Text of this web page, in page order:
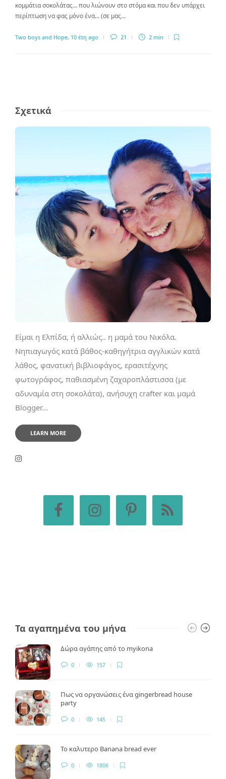
κομμάτια σοκολάτας… που λιώνουν στο στόμα και που δεν υπάρχει
περίπτωση να φας μόνο ένα… (σε μας…
Two boys and Hope, 10 έτη ago 21 2 min
Σχετικά
Είμαι η Ελπίδα, ή αλλιώς.. η μαμά του Νικόλα.
Νηπιαγωγός κατά βάθος-καθηγήτρια αγγλικών κατά
λάθος, φανατική βιβλιοφάγος, ερασιτέχνης
φωτογράφος, παθιασμένη ζαχαροπλάστισσα (με
αδυναμία στη σοκολάτα), ανήσυχη crafter και μαμά
Blogger...
LEARN MORE
Τα αγαπημένα του μήνα
Δώρα αγάπης από το myikona
0 157
Πως να οργανώσεις ένα gingerbread house
party
0 145
Το καλυτερο Banana bread ever
0 1806